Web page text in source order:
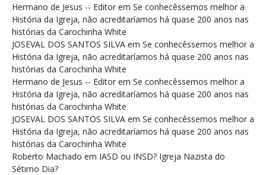
Hermano de Jesus -- Editor em Se conhecêssemos melhor a
História da Igreja, não acreditaríamos há quase 200 anos nas
histórias da Carochinha White
JOSEVAL DOS SANTOS SILVA em Se conhecêssemos melhor a
História da Igreja, não acreditaríamos há quase 200 anos nas
histórias da Carochinha White
Hermano de Jesus -- Editor em Se conhecêssemos melhor a
História da Igreja, não acreditaríamos há quase 200 anos nas
histórias da Carochinha White
JOSEVAL DOS SANTOS SILVA em Se conhecêssemos melhor a
História da Igreja, não acreditaríamos há quase 200 anos nas
histórias da Carochinha White
Roberto Machado em IASD ou INSD? Igreja Nazista do
Sétimo Dia?